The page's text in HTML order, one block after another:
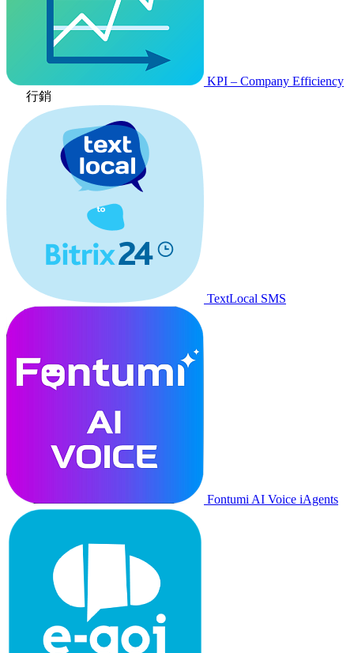
KPI – Company Efficiency
行銷
TextLocal SMS
Fontumi AI Voice iAgents